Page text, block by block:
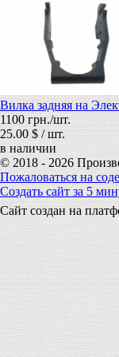
Вилка задняя на
1100 грн./шт.
25.00 $ / шт.
в наличии
© 2018 - 2026
Пожаловаться на
Создать сайт за 5
Сайт создан на